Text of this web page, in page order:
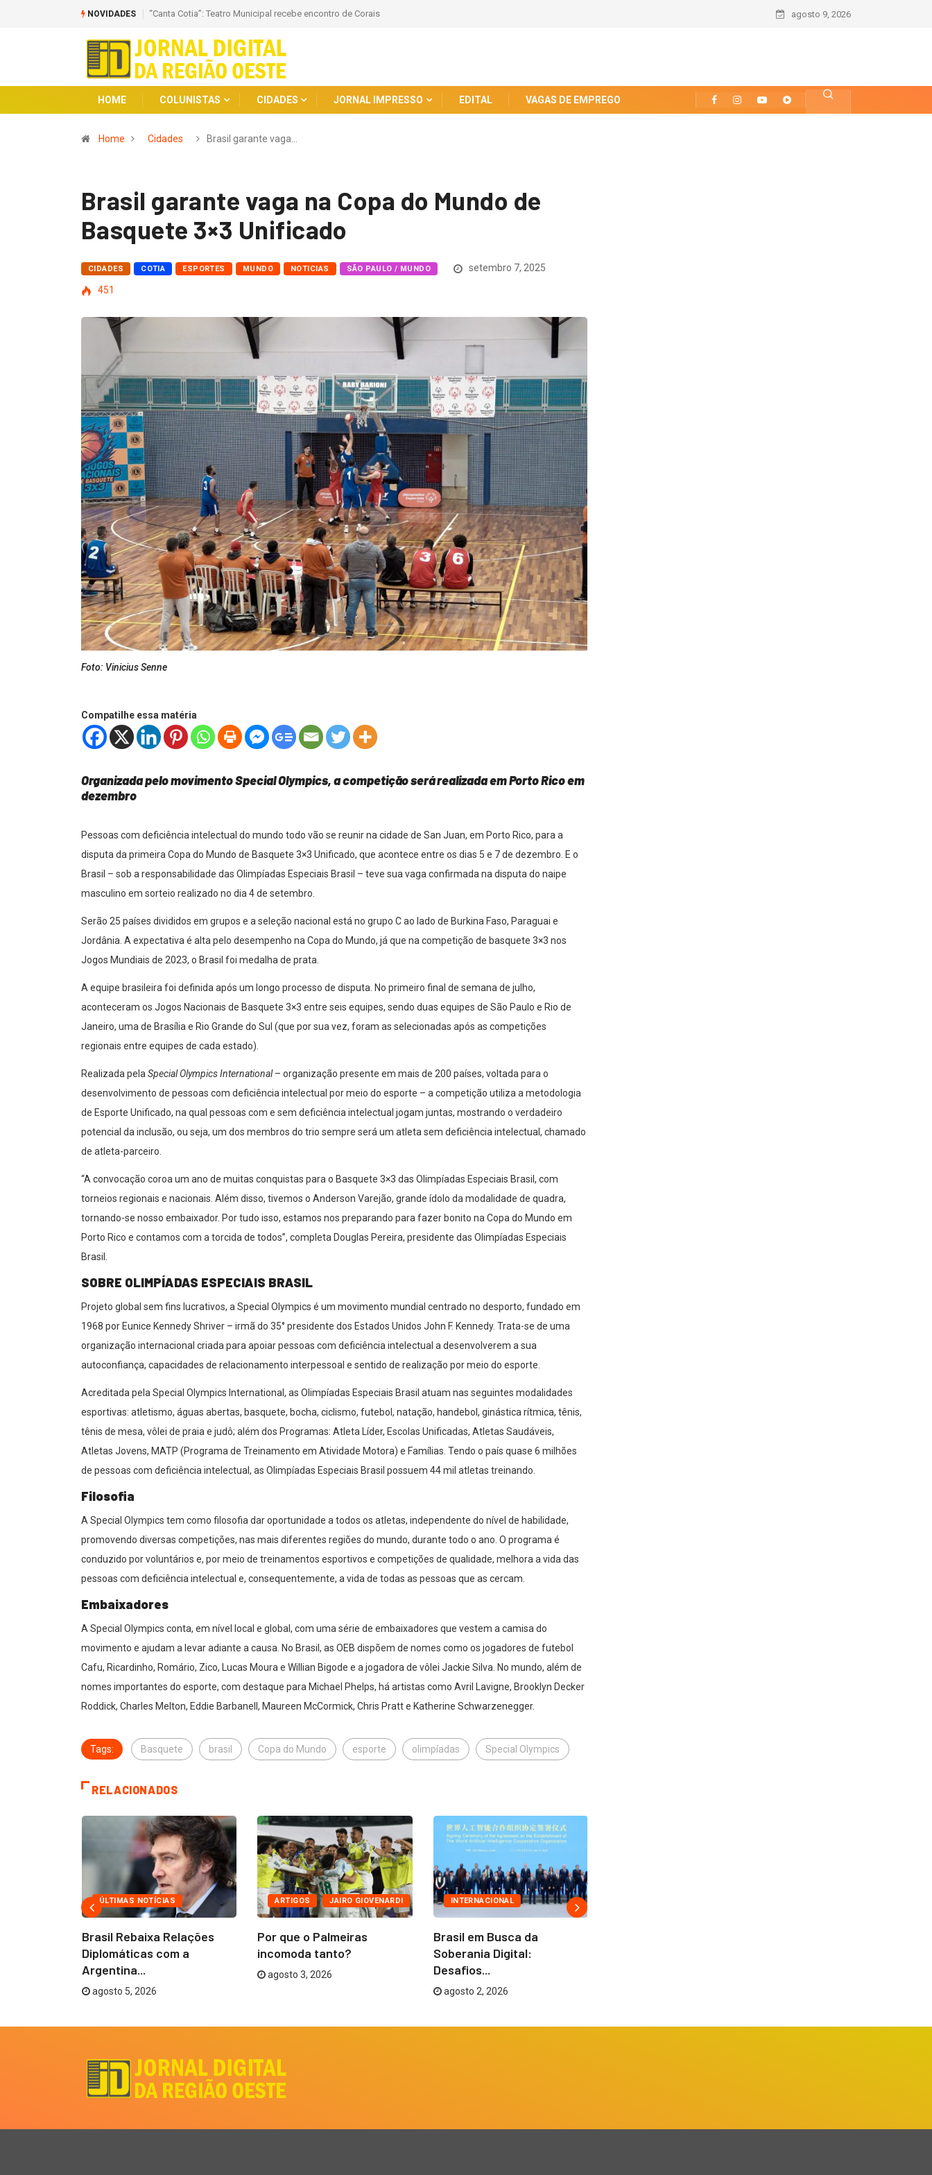
NOVIDADES
Municipal recebe encontro de CoraisOsasquense é vice-campeã do Desafio Ataque ao Pico
agosto 9, 2026
HOME COLUNISTAS CIDADES JORNAL IMPRESSO EDITAL VAGAS DE EMPREGO
Home Cidades Brasil garante vaga…
Brasil garante vaga na Copa do Mundo de
Basquete 3×3 Unificado
CIDADES COTIA ESPORTES MUNDO NOTICIAS SÃO PAULO / MUNDO
setembro 7, 2025
451
Foto: Vinicius Senne
Compatilhe essa matéria
Organizada pelo movimento Special Olympics, a competição será realizada em Porto Rico em
dezembro
Pessoas com deficiência intelectual do mundo todo vão se reunir na cidade de San Juan, em Porto Rico, para a
disputa da primeira Copa do Mundo de Basquete 3×3 Unificado, que acontece entre os dias 5 e 7 de dezembro. E o
Brasil – sob a responsabilidade das Olimpíadas Especiais Brasil – teve sua vaga confirmada na disputa do naipe
masculino em sorteio realizado no dia 4 de setembro.
Serão 25 países divididos em grupos e a seleção nacional está no grupo C ao lado de Burkina Faso, Paraguai e
Jordânia. A expectativa é alta pelo desempenho na Copa do Mundo, já que na competição de basquete 3×3 nos
Jogos Mundiais de 2023, o Brasil foi medalha de prata.
A equipe brasileira foi definida após um longo processo de disputa. No primeiro final de semana de julho,
aconteceram os Jogos Nacionais de Basquete 3×3 entre seis equipes, sendo duas equipes de São Paulo e Rio de
Janeiro, uma de Brasília e Rio Grande do Sul (que por sua vez, foram as selecionadas após as competições
regionais entre equipes de cada estado).
Realizada pela Special OlympicsInternational– organização presente em mais de 200 países, voltada para o
desenvolvimento de pessoas com deficiência intelectual por meio do esporte – a competição utiliza a metodologia
de Esporte Unificado, na qual pessoas com e sem deficiência intelectual jogam juntas, mostrando o verdadeiro
potencial da inclusão, ou seja, um dos membros do trio sempre será um atleta sem deficiência intelectual, chamado
de atleta-parceiro.
“A convocação coroa um ano de muitas conquistas para o Basquete 3×3 das Olimpíadas Especiais Brasil, com
torneios regionais e nacionais. Além disso, tivemos o Anderson Varejão, grande ídolo da modalidade de quadra,
tornando-se nosso embaixador. Por tudo isso, estamos nos preparando para fazer bonito na Copa do Mundo em
Porto Rico e contamos com a torcida de todos”, completa Douglas Pereira, presidente das Olimpíadas Especiais
Brasil.
SOBRE OLIMPÍADAS ESPECIAIS BRASIL
Projeto global sem fins lucrativos, a Special Olympics é um movimento mundial centrado no desporto, fundado em
1968 por Eunice Kennedy Shriver – irmã do 35° presidente dos Estados Unidos John F. Kennedy. Trata-se de uma
organização internacional criada para apoiar pessoas com deficiência intelectual a desenvolverem a sua
autoconfiança, capacidades de relacionamento interpessoal e sentido de realização por meio do esporte.
Acreditada pela Special Olympics International, as Olimpíadas Especiais Brasil atuam nas seguintes modalidades
esportivas: atletismo, águas abertas, basquete, bocha, ciclismo, futebol, natação, handebol, ginástica rítmica, tênis,
tênis de mesa, vôlei de praia e judô; além dos Programas: Atleta Líder, Escolas Unificadas, Atletas Saudáveis,
Atletas Jovens, MATP (Programa de Treinamento em Atividade Motora) e Famílias. Tendo o país quase 6 milhões
de pessoas com deficiência intelectual, as Olimpíadas Especiais Brasil possuem 44 mil atletas treinando.
Filosofia
A Special Olympics tem como filosofia dar oportunidade a todos os atletas, independente do nível de habilidade,
promovendo diversas competições, nas mais diferentes regiões do mundo, durante todo o ano. O programa é
conduzido por voluntários e, por meio de treinamentos esportivos e competições de qualidade, melhora a vida das
pessoas com deficiência intelectual e, consequentemente, a vida de todas as pessoas que as cercam.
Embaixadores
A Special Olympics conta, em nível local e global, com uma série de embaixadores que vestem a camisa do
movimento e ajudam a levar adiante a causa. No Brasil, as OEB dispõem de nomes como os jogadores de futebol
Cafu, Ricardinho, Romário, Zico, Lucas Moura e Willian Bigode e a jogadora de vôlei Jackie Silva. No mundo, além de
nomes importantes do esporte, com destaque para Michael Phelps, há artistas como Avril Lavigne, Brooklyn Decker
Roddick, Charles Melton, Eddie Barbanell, Maureen McCormick, Chris Pratt e Katherine Schwarzenegger.
Tags: Basquete brasil Copa do Mundo esporte olimpíadas Special Olympics
RELACIONADOS
ÚLTIMAS NOTÍCIAS
Brasil Rebaixa Relações
Diplomáticas com a
Argentina...
agosto 5, 2026
ARTIGOS JAIRO GIOVENARDI
Por que o Palmeiras
incomoda tanto?
agosto 3, 2026
INTERNACIONAL
Brasil em Busca da
Soberania Digital:
Desafios...
agosto 2, 2026